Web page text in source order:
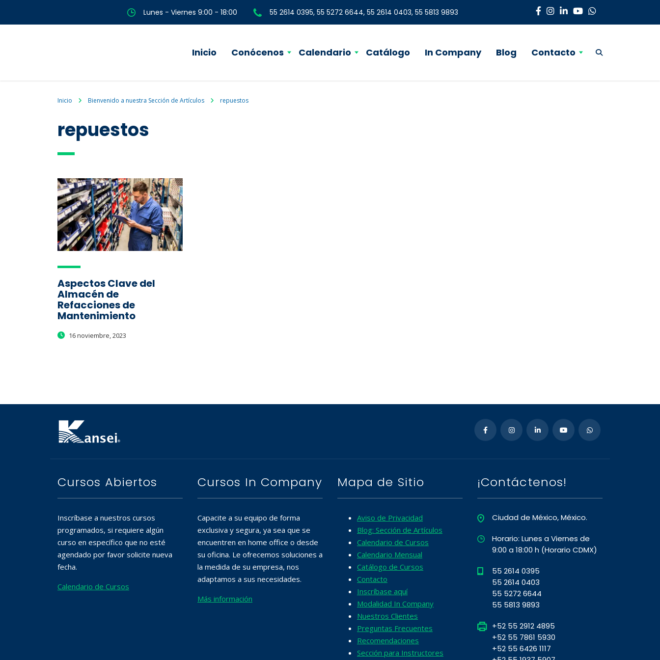
Lunes - Viernes 9:00 - 18:00 55 2614 0395, 55 5272 6644, 55 2614 0403, 55 5813 9893
Inicio Conócenos Calendario Catálogo In Company Blog Contacto
Inicio Bienvenido a nuestra Sección de Artículos repuestos
repuestos
Aspectos Clave del
Almacén de
Refacciones de
Mantenimiento
16 noviembre, 2023
Cursos Abiertos
Inscríbase a nuestros cursos
programados, si requiere algún
curso en específico que no esté
agendado por favor solicite nueva
fecha.
Calendario de Cursos
Cursos In Company
Capacite a su equipo de forma
exclusiva y segura, ya sea que se
encuentren en home office o desde
su oficina. Le ofrecemos soluciones a
la medida de su empresa, nos
adaptamos a sus necesidades.
Más información
Mapa de Sitio
Aviso de Privacidad
Blog: Sección de Artículos
Calendario de Cursos
Calendario Mensual
Catálogo de Cursos
Contacto
Inscríbase aquí
Modalidad In Company
Nuestros Clientes
Preguntas Frecuentes
Recomendaciones
Sección para Instructores
¡Contáctenos!
Ciudad de México, México.
Horario: Lunes a Viernes de
9:00 a 18:00 h (Horario CDMX)
55 2614 0395
55 2614 0403
55 5272 6644
55 5813 9893
+52 55 2912 4895
+52 55 7861 5930
+52 55 6426 1117